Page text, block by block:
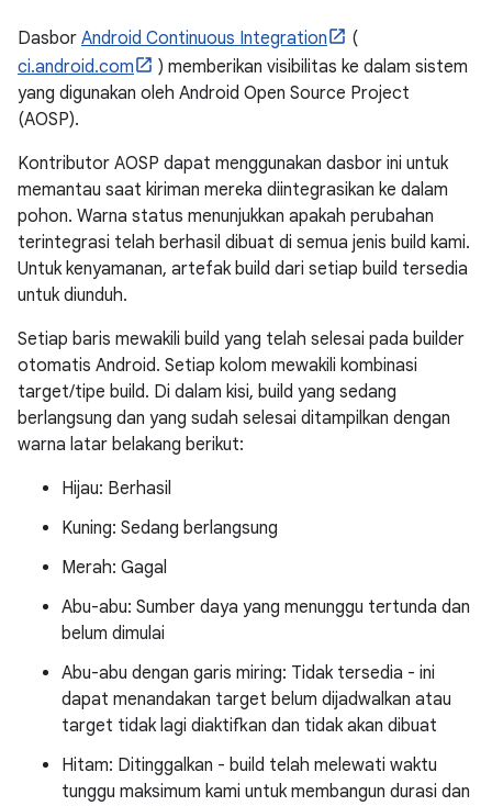
Dasbor Android Continuous Integration
(
ci.android.com
) memberikan visibilitas ke dalam sistem
yang digunakan oleh Android Open Source Project
(AOSP).
Kontributor AOSP dapat menggunakan dasbor ini untuk
memantau saat kiriman mereka diintegrasikan ke dalam
pohon. Warna status menunjukkan apakah perubahan
terintegrasi telah berhasil dibuat di semua jenis build kami.
Untuk kenyamanan, artefak build dari setiap build tersedia
untuk diunduh.
Setiap baris mewakili build yang telah selesai pada builder
otomatis Android. Setiap kolom mewakili kombinasi
target/tipe build. Di dalam kisi, build yang sedang
berlangsung dan yang sudah selesai ditampilkan dengan
warna latar belakang berikut:
Hijau: Berhasil
Kuning: Sedang berlangsung
Merah: Gagal
Abu-abu: Sumber daya yang menunggu tertunda dan
belum dimulai
Abu-abu dengan garis miring: Tidak tersedia - ini
dapat menandakan target belum dijadwalkan atau
target tidak lagi diaktifkan dan tidak akan dibuat
Hitam: Ditinggalkan - build telah melewati waktu
tunggu maksimum kami untuk membangun durasi dan